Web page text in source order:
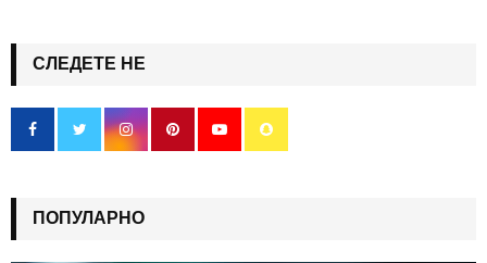
СЛЕДЕТЕ НЕ
ПОПУЛАРНО